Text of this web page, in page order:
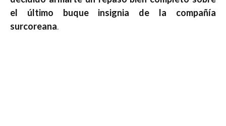
el último buque insignia de la compañía
surcoreana.